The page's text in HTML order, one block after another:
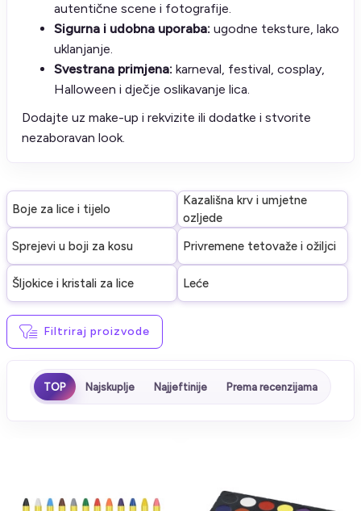
autentične scene i fotografije.
Sigurna i udobna uporaba: ugodne teksture, lako
uklanjanje.
Svestrana primjena: karneval, festival, cosplay,
Halloween i dječje oslikavanje lica.
Dodajte uz make-up i rekvizite ili dodatke i stvorite
nezaboravan look.
Boje za lice i tijelo
Kazališna krv i umjetne
ozljede
Sprejevi u boji za kosu
Privremene tetovaže i ožiljci
Šljokice i kristali za lice Leće
Filtriraj proizvode
TOP Najskuplje Najjeftinije Prema recenzijama